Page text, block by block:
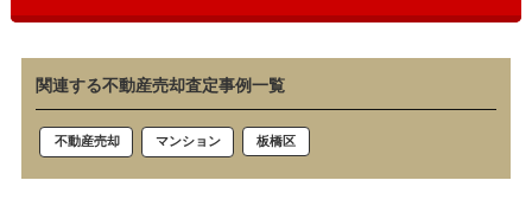
関連する不動産売却査定事例一覧
不動産売却 マンション 板橋区